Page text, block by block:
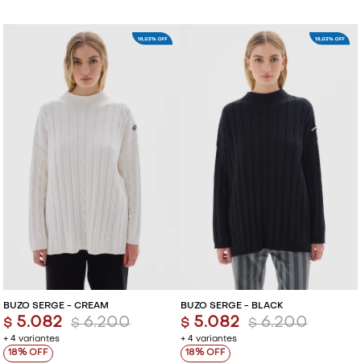
BUZO SERGE - CREAM
+ 4 variantes
$ 5.082 $ 6.200
18
BUZO SERGE - BLACK
+ 4 variantes
$ 5.082 $ 6.200
18